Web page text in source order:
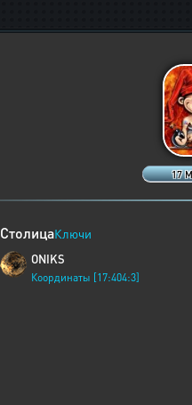
17
СтолицаКлючи
ONIKS
Координаты [17:404:3]